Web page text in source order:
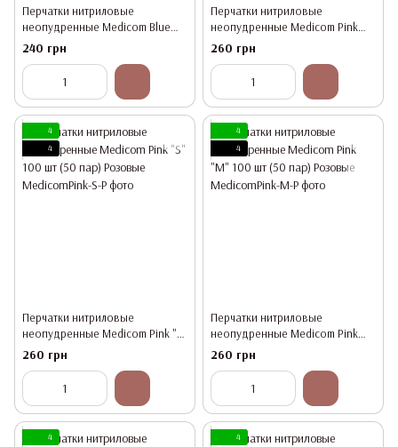
Перчатки нитриловые
неопудренные Medicom Blue
"XS" 100 шт (50 пар) Синие
240 грн
Перчатки нитриловые
неопудренные Medicom Pink
"XS" 100 шт (50 пар) Розовые
260 грн
4
4
Перчатки нитриловые
неопудренные Medicom Pink "S"
100 шт (50 пар) Розовые
260 грн
4
4
Перчатки нитриловые
неопудренные Medicom Pink
"M" 100 шт (50 пар) Розовые
260 грн
4
4